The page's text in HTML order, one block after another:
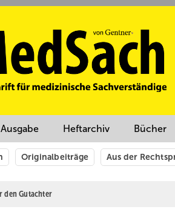
Heftarchiv Bücher
Originalbeiträge Aus der
den Gutachter